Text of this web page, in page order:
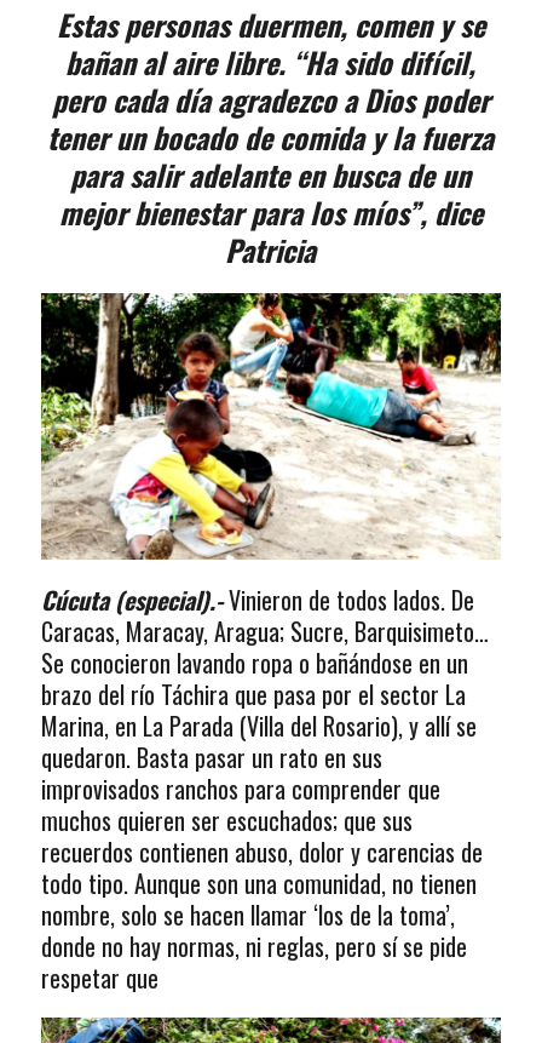
Estas personas duermen, comen y se
bañan al aire libre. “Ha sido difícil,
pero cada día agradezco a Dios poder
tener un bocado de comida y la fuerza
para salir adelante en busca de un
mejor bienestar para los míos”, dice
Patricia
Cúcuta (especial).-Vinieron de todos lados. De
Caracas, Maracay, Aragua; Sucre, Barquisimeto…
Se conocieron lavando ropa o bañándose en un
brazo del río Táchira que pasa por el sector La
Marina, en La Parada (Villa del Rosario), y allí se
quedaron. Basta pasar un rato en sus
improvisados ranchos para comprender que
muchos quieren ser escuchados; que sus
recuerdos contienen abuso, dolor y carencias de
todo tipo. Aunque son una comunidad, no tienen
nombre, solo se hacen llamar ‘los de la toma’,
donde no hay normas, ni reglas, pero sí se pide
respetar que